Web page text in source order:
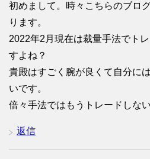
初めまして。時々こちらのブロ
ります。
2022年2月現在は裁量手法でト
すよね？
貴殿はすごく腕が良くて自分に
いです。
倍々手法ではもうトレードしな
返信